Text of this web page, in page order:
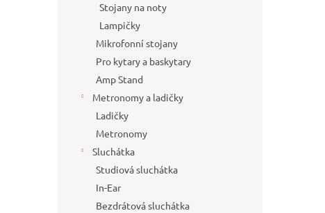
Stojany na noty
Lampičky
Mikrofonní stojany
Pro kytary a baskytary
Amp Stand
Metronomy a ladičky
Ladičky
Metronomy
Sluchátka
Studiová sluchátka
In-Ear
Bezdrátová sluchátka